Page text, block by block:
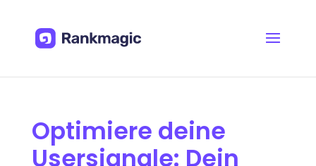
Optimiere deine
Usersignale: Dein